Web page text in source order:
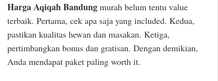
Harga Aqiqah Bandung murah belum tentu value
terbaik. Pertama, cek apa saja yang included. Kedua,
pastikan kualitas hewan dan masakan. Ketiga,
pertimbangkan bonus dan gratisan. Dengan demikian,
Anda mendapat paket paling worth it.